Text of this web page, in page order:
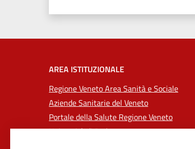
AREA ISTITUZIONALE
Regione Veneto Area Sanità e Sociale
Aziende Sanitarie del Veneto
Portale della Salute Regione Veneto
Università di Padova